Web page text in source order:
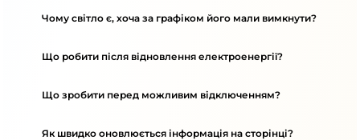
Чому світло є, хоча за графіком його мали вимкнути?
Що робити після відновлення електроенергії?
Що зробити перед можливим відключенням?
Як швидко оновлюється інформація на сторінці?